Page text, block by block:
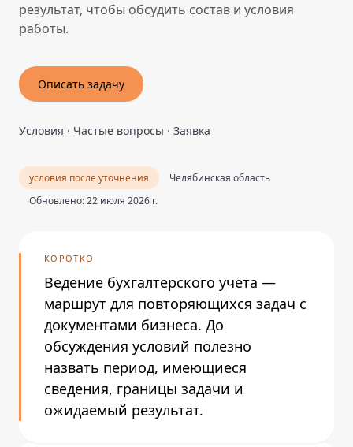
результат, чтобы обсудить состав и условия
работы.
Описать задачу
Условия · Частые вопросы · Заявка
условия после уточнения
Челябинская область
Обновлено: 22 июля 2026 г.
КОРОТКО
Ведение бухгалтерского учёта —
маршрут для повторяющихся задач с
документами бизнеса. До
обсуждения условий полезно
назвать период, имеющиеся
сведения, границы задачи и
ожидаемый результат.